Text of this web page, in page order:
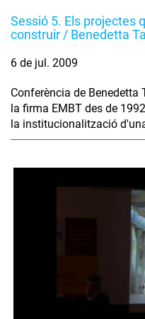
Sessió 5. Els projectes
construir / Benedetta
6 de jul. 2009
Conferència de Benedetta
la firma EMBT des de
la institucionalització